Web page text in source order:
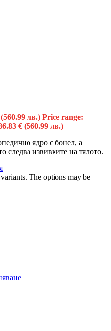
(560.99 лв.) Price range:
€ (560.99 лв.)
ядро с бонел, а
следва извивките на тялото.
The options may be